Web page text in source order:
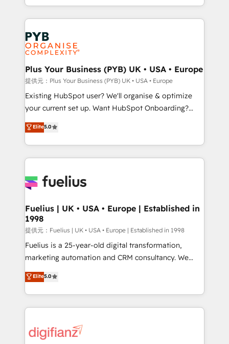
Ongoing optimization, managed support, and
scalable retainers. Let’s make HubSpot your most
powerful growth engine. Built to convert, scale, and
drive results.
lead scoring and revenue reporting. HubSpot,
Salesforce and integrated enterprise stacks. Digital
Marketing, Answer Engine Optimisation, and
Generative Engine Optimisation (AI Search),
HubSpot Content Hub, WordPress development,
B2B SEO, paid media, and content. We work with
enterprise and growth-led companies across
technology, professional services, financial services
and industrial sectors. Offices in Johannesburg, Cape
implementations delivered. AI visibility coverage
across ChatGPT, Claude, Perplexity, Gemini and
Innovation HubSpot Impact Award - Platform
Migration Excellence HubSpot Impact Award -
professionals.
Plus Your Business (PYB) UK • USA • Europe
提供元：Plus Your Business (PYB) UK • USA • Europe
Existing HubSpot user? We'll organise & optimize
your current set up. Want HubSpot Onboarding?
We'll customise your CRM & automate your business
processes. Welcome to our Profile! We can help
with... • CRM implementation, reports & workflows,
and team training • CRM migration: Salesforce,
Custom API integrations A little about us... • Boutique
for Sales Hub, Marketing Hub, Service Hub, Data
Hub and Website (CMS) • ISO/IEC 27001:2022, ISO
9001:2015 and now... ISO 42001: 2023 certified •
Exclusive AI 'GuardHub' governance framework,
based on ISO 42001 - helping you 'organise
👈 '𝗖𝗼𝗻𝘁𝗮𝗰𝘁 𝗯𝘂𝘀𝗶𝗻𝗲𝘀𝘀' button to get in touch
(𝘸𝘦'𝘳𝘦 𝘴𝘶𝘱𝘦𝘳 𝘳𝘦𝘴𝘱𝘰𝘯𝘴𝘪𝘷𝘦)
Elite5.0
Fuelius | UK • USA • Europe | Established in
1998
提供元：Fuelius | UK • USA • Europe | Established in 1998
Fuelius is a 25-year-old digital transformation,
marketing automation and CRM consultancy. We
enable mid-market and enterprise clients to
maximise their return from digital and fuel their
growth. We modernise platforms, streamline
operations that are causing inefficiencies, improve
supercharge revenue operations Key services: • CRM
Elite5.0